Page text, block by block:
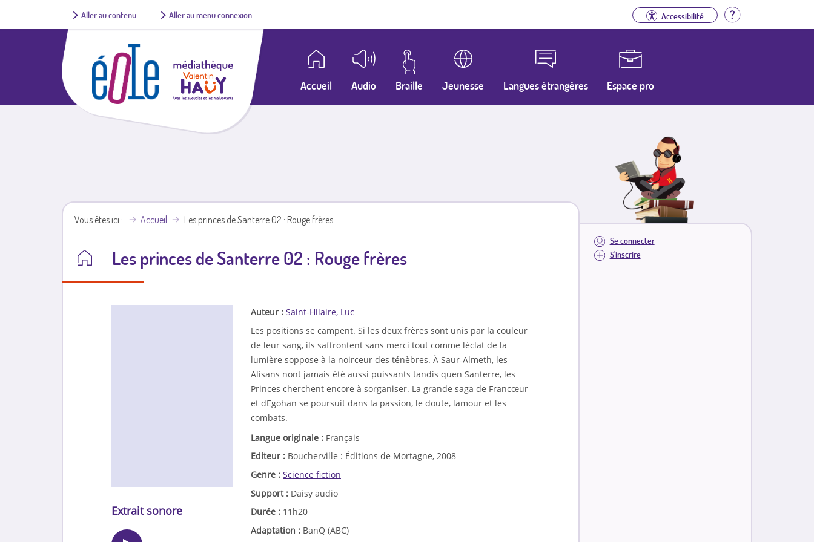
Aller au contenu Aller au menu connexion Accessibilité Aide
Accueil Audio Braille Jeunesse Langues étrangères Espace pro
Se connecter
S'inscrire
Vous êtes ici Accueil Les princes de Santerre 02 : Rouge frères
Les princes de Santerre 02 : Rouge frères
Auteur : Saint-Hilaire, Luc
Les positions se campent. Si les deux frères sont unis par la couleur
de leur sang, ils saffrontent sans merci tout comme léclat de la
lumière soppose à la noirceur des ténèbres. À Saur-Almeth, les
Alisans nont jamais été aussi puissants tandis quen Santerre, les
Princes cherchent encore à sorganiser. La grande saga de Francœur
et dEgohan se poursuit dans la passion, le doute, lamour et les
combats.
Langue originale : Français
Editeur : Boucherville : Éditions de Mortagne, 2008
Genre : Science fiction
Support : Daisy audio
Durée : 11h20
Adaptation : BanQ (ABC)
Extrait sonore